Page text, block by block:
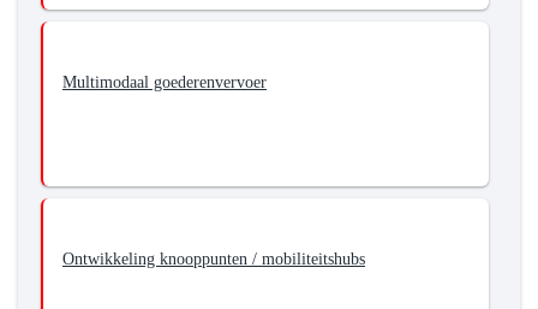
Multimodaal goederenvervoer
Ontwikkeling knooppunten / mobiliteitshubs